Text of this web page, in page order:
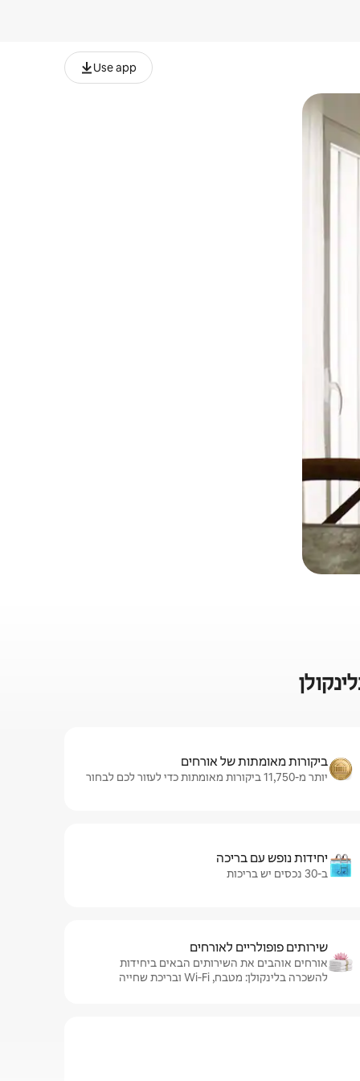
Use app
ביקורות מאומתות של אורחים
יותר מ-11,750 ביקורות מאומתות כדי לעזור לכם לבחור
יחידות נופש עם בריכה
ב-30 נכסים יש בריכות
שירותים פופולריים לאורחים
אורחים אוהבים את השירותים הבאים ביחידות
להשכרה בלינקולן: מטבח, Wi‑Fi ובריכת שחייה